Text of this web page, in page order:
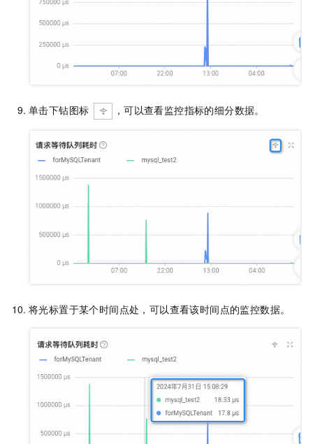
单击下钻图标 ，可以查看监控指标的细分数据。
将光标置于某个时间点处，可以查看该时间点的监控数据。